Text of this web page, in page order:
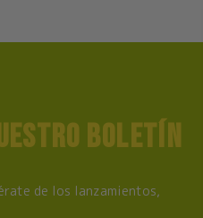
BOLETÍN
de los lanzamientos,